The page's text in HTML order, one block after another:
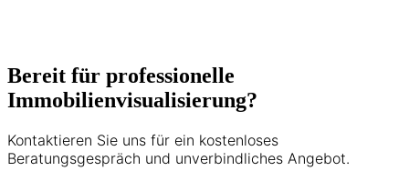
Bereit für professionelle
Immobilienvisualisierung?
Kontaktieren Sie uns für ein kostenloses
Beratungsgespräch und unverbindliches Angebot.